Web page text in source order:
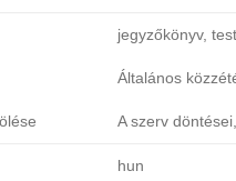
jegyzőkönyv,
Általános
A szerv
hun